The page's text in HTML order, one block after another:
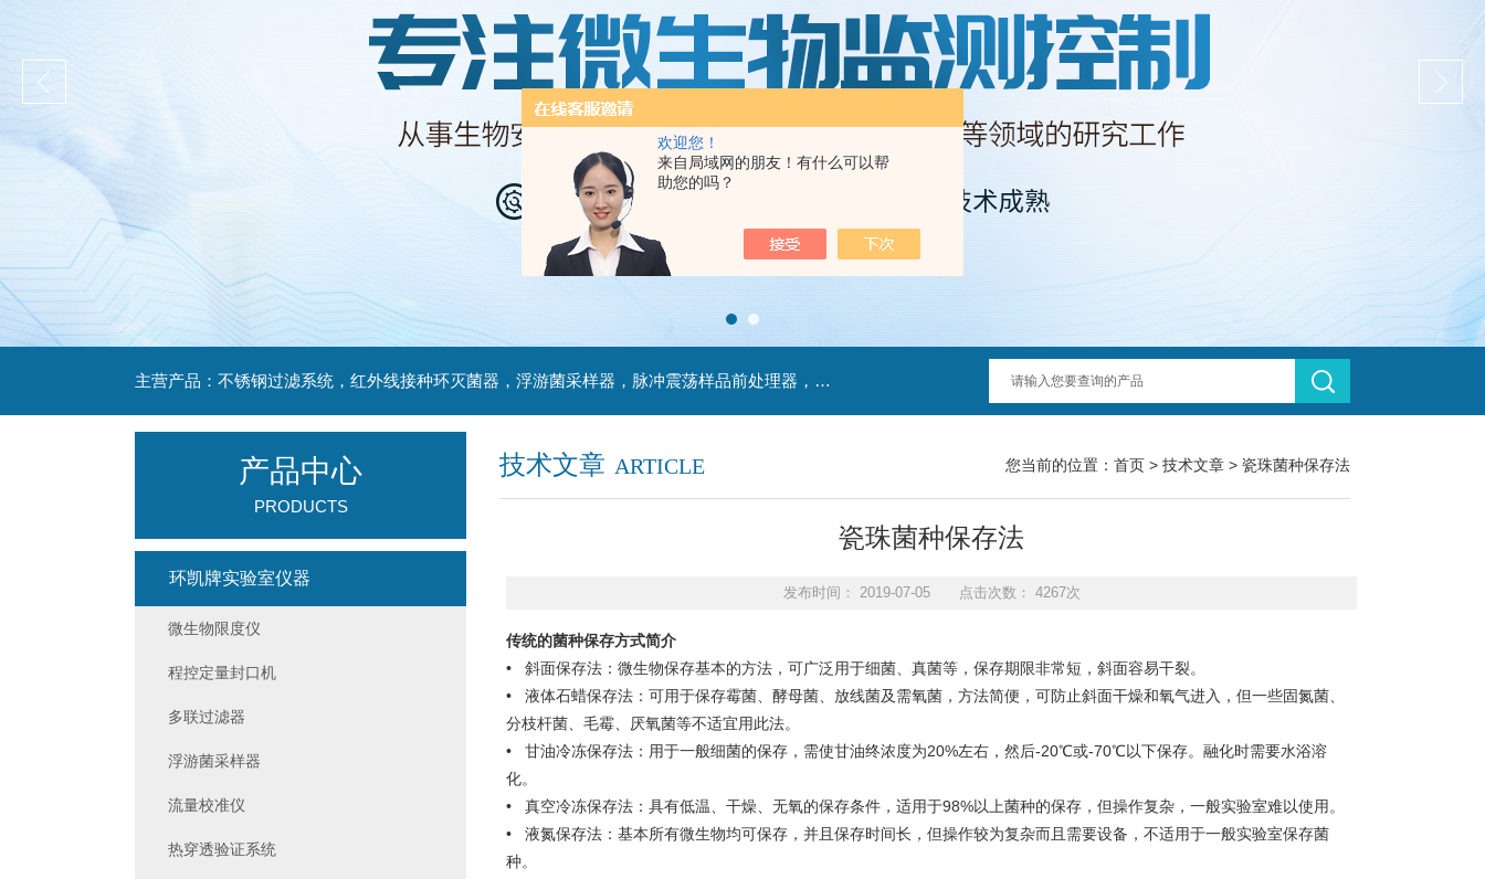
欢迎您！
来自局域网的朋友！有什么可以帮
助您的吗？
主营产品：不锈钢过滤系统，红外线接种环灭菌器，浮游菌采样器，脉冲震荡样品前处理器，数字化智能电热鼓风干燥箱，数字化智能电热恒温培养箱，实验室设备及环境温湿度监测系统，洁净工作台等实验设仪器设备。
技术文章 ARTICLE 您当前的位置： 首页 > 技术文章 > 瓷珠菌种保存法
瓷珠菌种保存法
发布时间： 2019-07-05 点击次数： 4267次
传统的菌种保存方式简介
• 斜面保存法：微生物保存基本的方法，可广泛用于细菌、真菌等，保存期限非常短，斜面容易干裂。
• 液体石蜡保存法：可用于保存霉菌、酵母菌、放线菌及需氧菌，方法简便，可防止斜面干燥和氧气进入，但一些固氮菌、
分枝杆菌、毛霉、厌氧菌等不适宜用此法。
• 甘油冷冻保存法：用于一般细菌的保存，需使甘油终浓度为20%左右，然后-20℃或-70℃以下保存。融化时需要水浴溶
化。
• 真空冷冻保存法：具有低温、干燥、无氧的保存条件，适用于98%以上菌种的保存，但操作复杂，一般实验室难以使用。
• 液氮保存法：基本所有微生物均可保存，并且保存时间长，但操作较为复杂而且需要设备，不适用于一般实验室保存菌
种。
产品中心
PRODUCTS
环凯牌实验室仪器
微生物限度仪
程控定量封口机
多联过滤器
浮游菌采样器
流量校准仪
热穿透验证系统